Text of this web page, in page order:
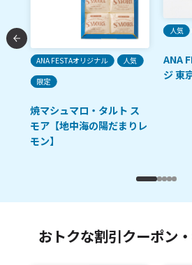
ANA FESTAオリジナル
人気
限定
焼マシュマロ・タルト ス
モア【地中海の陽だまりレ
モン】
人気
ANA
ジ 東
おトクな割引クーポン